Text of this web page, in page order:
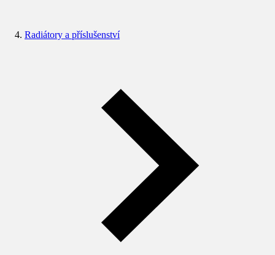
Radiátory a příslušenství